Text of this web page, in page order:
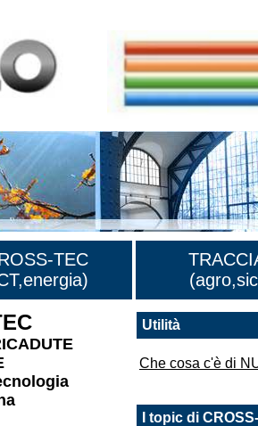
TEC
Utilità
Che cosa c'è di
I topic di